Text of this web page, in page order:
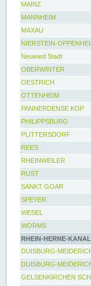
MAINZ
MANNHEIM
MAXAU
NIERSTEIN-
Neuwied Stadt
OBERWINTER
OESTRICH
OTTENHEIM
PANNERDENSE KOP
PHILIPPSBURG
PLITTERSDORF
REES
RHEINWEILER
RUST
SANKT GOAR
SPEYER
WESEL
WORMS
RHEIN-HERNE-KANAL
DUISBURG-
DUISBURG-
GELSENKIRCHEN